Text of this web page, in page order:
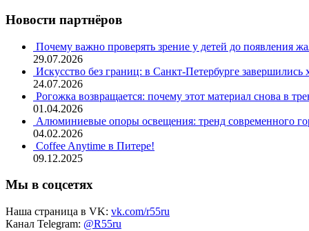
Новости партнёров
Почему важно проверять зрение у детей до появления
29.07.2026
Искусство без границ: в Санкт-Петербурге
24.07.2026
Рогожка возвращается: почему этот материал снова в
01.04.2026
Алюминиевые опоры освещения: тренд современного
04.02.2026
Coffee Anytime в Питере!
09.12.2025
Мы в соцсетях
Наша страница в VK: vk.com/r55ru
Канал Telegram: @R55ru